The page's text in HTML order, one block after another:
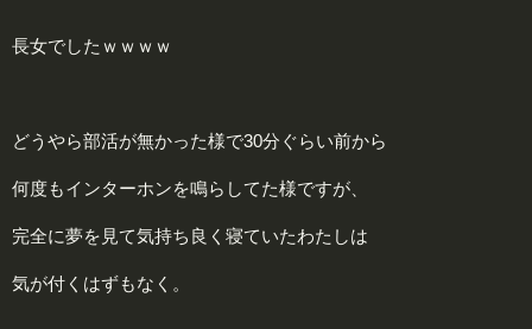
長女でしたｗｗｗｗ
どうやら部活が無かった様で30分ぐらい前から
何度もインターホンを鳴らしてた様ですが、
完全に夢を見て気持ち良く寝ていたわたしは
気が付くはずもなく。